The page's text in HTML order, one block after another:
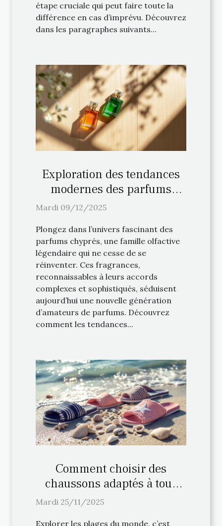
étape cruciale qui peut faire toute la
différence en cas d’imprévu. Découvrez
dans les paragraphes suivants...
Exploration des tendances
modernes des parfums
chyprés
Mardi 09/12/2025
Plongez dans l’univers fascinant des
parfums chyprés, une famille olfactive
légendaire qui ne cesse de se
réinventer. Ces fragrances,
reconnaissables à leurs accords
complexes et sophistiqués, séduisent
aujourd’hui une nouvelle génération
d’amateurs de parfums. Découvrez
comment les tendances...
Comment choisir des
chaussons adaptés à tous
types de plages ?
Mardi 25/11/2025
Explorer les plages du monde, c’est